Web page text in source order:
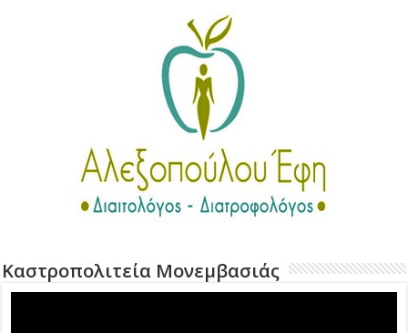
Καστροπολιτεία Μονεμβασιάς